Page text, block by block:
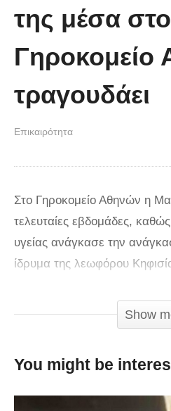
πρώτη στιγμή και
νοηματική με ένα
της μέσα στο
Γηροκομείο
τραγουδάει
Επικαιρότητα
Στο Γηροκομείο Αθηνών η
τελευταίες εβδομάδες,
υγείας ανάγκασε την
ίδρυμα της λεωφόρου
πόδι της, ενώ 1,5 χρόνο
επέμβαση στο ισχίο. Τώρα
είναι στο πλευρό της και την
Show
You might be